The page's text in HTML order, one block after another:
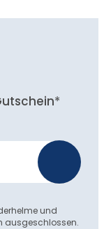
*
und
ausgeschlossen.